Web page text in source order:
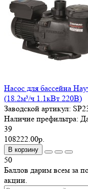
Насос для бассейна
(18.2м³/ч 1.1кВт 220В)
Заводской артикул:
Наличие префильтра:
39
108222.00р.
В корзину
50
Баллов дарим всем за
акции.